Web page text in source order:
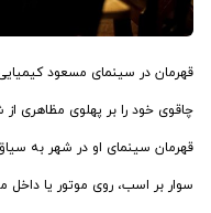
قهرمان در سینمای مسعود
چاقوی خود را بر پهلوی مظاهری
قهرمان سینمای او در شهر به
سوار بر اسب، روی موتور یا داخل